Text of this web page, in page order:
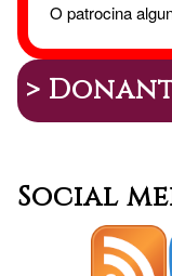
O patrocina
>
Social